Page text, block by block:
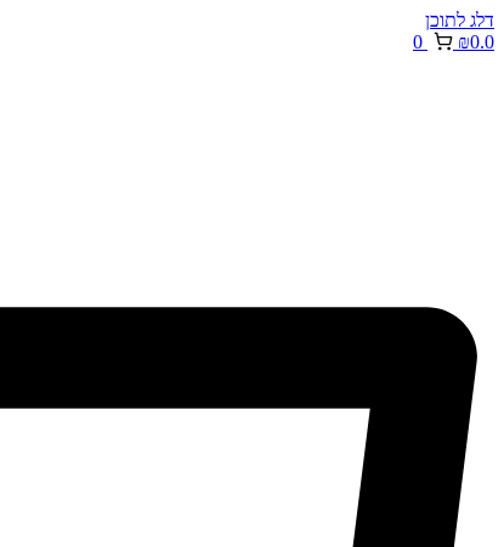
דלג לתוכן
₪0.0
0